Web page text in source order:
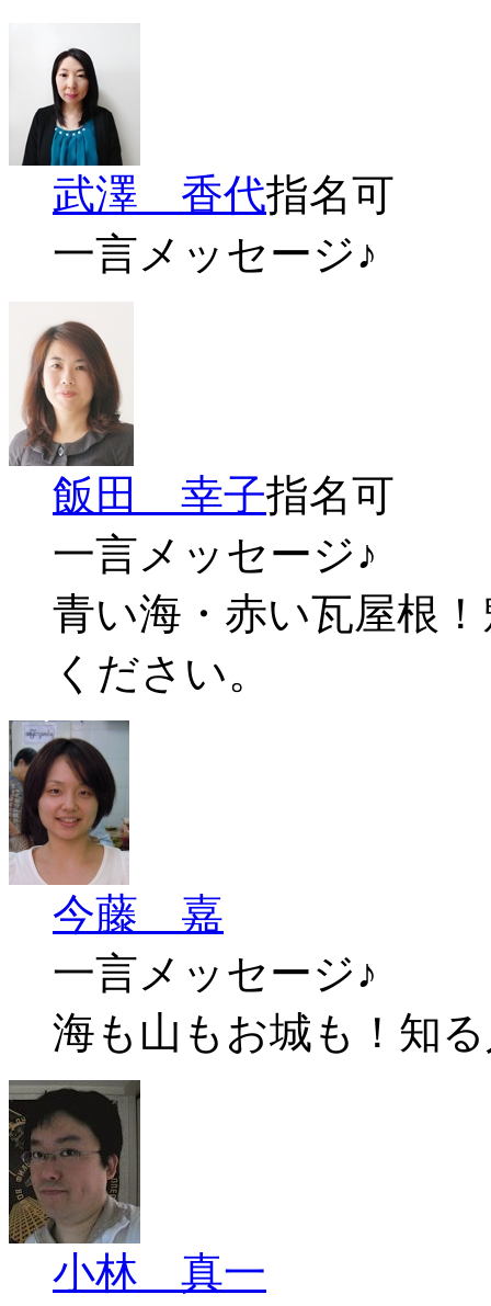
武澤 香代指名可
一言メッセージ♪
飯田 幸子指名可
一言メッセージ♪
青い海・赤い瓦屋根
ください。
今藤 嘉
一言メッセージ♪
海も山もお城も！知
小林 真一